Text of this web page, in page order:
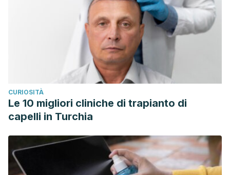
CURIOSITÀ
Le 10 migliori cliniche di trapianto di
capelli in Turchia